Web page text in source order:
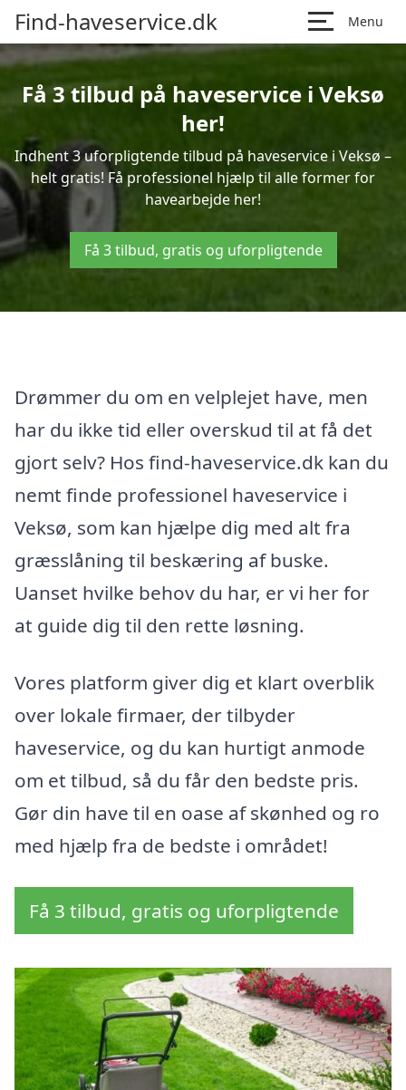
Find-haveservice.dk Menu
Få 3 tilbud på haveservice i Veksø
her!
Indhent 3 uforpligtende tilbud på haveservice i Veksø –
helt gratis! Få professionel hjælp til alle former for
havearbejde her!
Få 3 tilbud, gratis og uforpligtende
Drømmer du om en velplejet have, men
har du ikke tid eller overskud til at få det
gjort selv? Hos find-haveservice.dk kan du
nemt finde professionel haveservice i
Veksø, som kan hjælpe dig med alt fra
græsslåning til beskæring af buske.
Uanset hvilke behov du har, er vi her for
at guide dig til den rette løsning.
Vores platform giver dig et klart overblik
over lokale firmaer, der tilbyder
haveservice, og du kan hurtigt anmode
om et tilbud, så du får den bedste pris.
Gør din have til en oase af skønhed og ro
med hjælp fra de bedste i området!
Få 3 tilbud, gratis og uforpligtende